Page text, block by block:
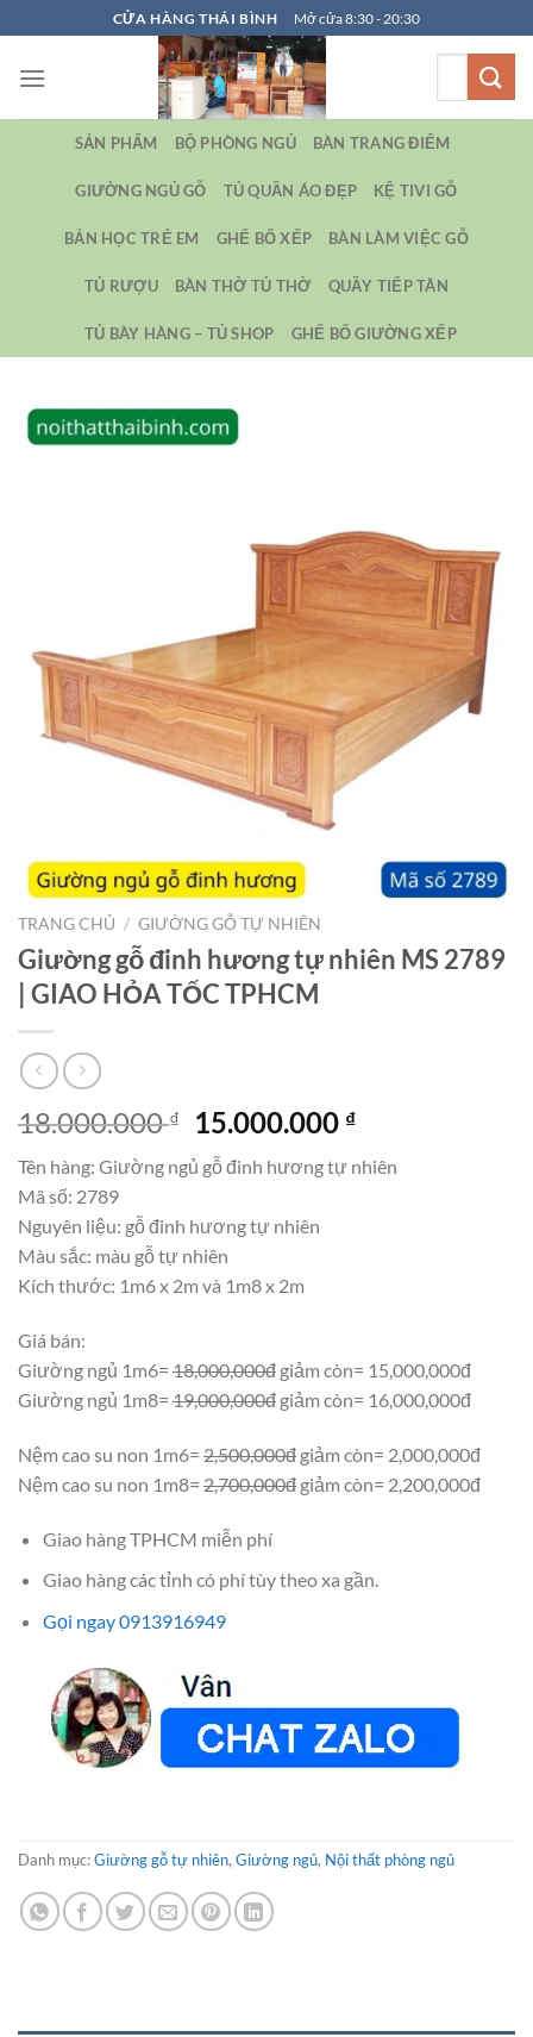
qua
nội
CỬA HÀNG THÁI BÌNH Mở cửa 8:30 - 20:30
SẢN PHẨM BỘ PHÒNG NGỦ BÀN TRANG ĐIỂM
GIƯỜNG NGỦ GỖ TỦ QUẦN ÁO ĐẸP KỆ TIVI GỖ
BẢN HỌC TRẺ EM GHẾ BỐ XẾP BÀN LÀM VIỆC GỖ
TỦ RƯỢU BÀN THỜ TỦ THỜ QUẦY TIẾP TÂN
TỦ BÀY HÀNG – TỦ SHOP GHẾ BỐ GIƯỜNG XẾP
TRANG CHỦ / GIƯỜNG GỖ TỰ NHIÊN
Giường gỗ đinh hương tự nhiên MS 2789
| GIAO HỎA TỐC TPHCM
18.000.000₫
Giá
gốc
là:
15.000.000 ₫Giá
tại
Tên hàng: Giường ngủ gỗ đinh hương tự nhiên
Mã số: 2789
Nguyên liệu: gỗ đinh hương tự nhiên
Màu sắc: màu gỗ tự nhiên
Kích thước: 1m6 x 2m và 1m8 x 2m
Giá bán:
Giường ngủ 1m6= 18,000,000đ giảm còn= 15,000,000đ
Giường ngủ 1m8= 19,000,000đ giảm còn= 16,000,000đ
Nệm cao su non 1m6= 2,500,000đ giảm còn= 2,000,000đ
Nệm cao su non 1m8= 2,700,000đ giảm còn= 2,200,000đ
Giao hàng TPHCM miễn phí
Giao hàng các tỉnh có phí tùy theo xa gần.
Gọi ngay 0913916949
Danh mục:Giường gỗ tự nhiên, Giường ngủ, Nội thất phòng ngủ